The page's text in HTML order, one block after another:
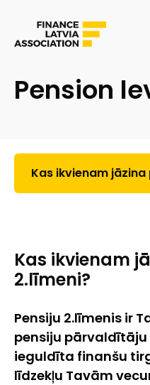
Pension
Kas ikvienam
Kas ikvienam
2.līmeni?
Pensiju 2.līmenis ir
pensiju
ieguldīta finanšu
līdzekļu Tavām